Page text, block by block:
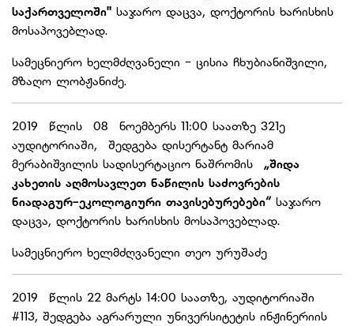
საქართველოში" საჯარო დაცვა, დოქტორის ხარისხის
მოსაპოვებლად.
სამეცნიერო ხელმძღვანელი - ცისია ჩხუბიანიშვილი,
მზაღო ლობჟანიძე.
2019 წლის 08 ნოემბერს 11:00 საათზე 321ე
აუდიტორიაში, შედგება დისერტანტ მარიამ
მერაბიშვილის სადისერტაციო ნაშრომის „შიდა
კახეთის აღმოსავლეთ ნაწილის საძოვრების
ნიადაგურ-ეკოლოგიური თავისებურებები“ საჯარო
დაცვა, დოქტორის ხარისხის მოსაპოვებლად.
სამეცნიერო ხელმძღვანელი თეო ურუშაძე
2019 წლის 22 მარტს 14:00 საათზე, აუდიტორიაში
#113, შედგება აგრარული უნივერსიტეტის ინჟინერიის